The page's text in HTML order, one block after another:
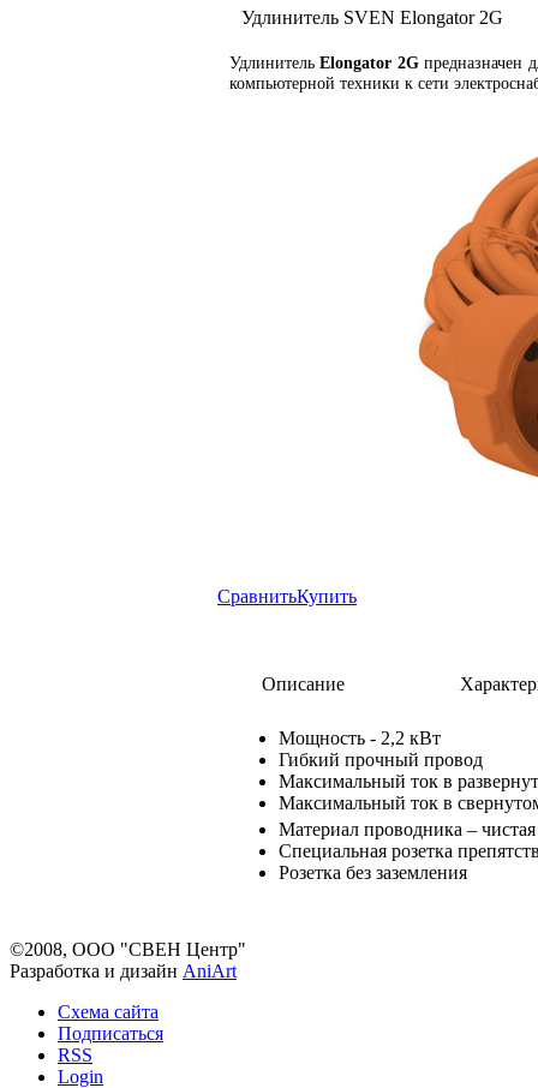
Удлинитель SVEN Elongator 2G
УдлинительElongator 2Gпредназначен
компьютерной техники к сети
СравнитьКупить
Описание
Мощность - 2,2 кВт
Гибкий прочный провод
Максимальный ток в
Максимальный ток в
Материал проводника –
Специальная розетка
Розетка без заземления
©2008, ООО "СВЕН Центр"
Разработка и дизайн AniArt
Схема сайта
Подписаться
RSS
Login